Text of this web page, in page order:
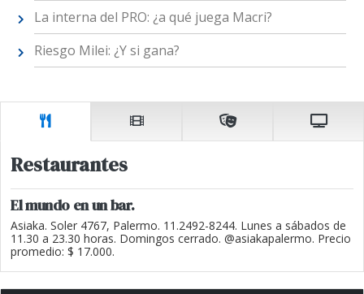
La interna del PRO: ¿a qué juega Macri?
Riesgo Milei: ¿Y si gana?
Restaurantes
El mundo en un bar.
Asiaka. Soler 4767, Palermo. 11.2492-8244. Lunes a sábados de
11.30 a 23.30 horas. Domingos cerrado. @asiakapalermo. Precio
promedio: $ 17.000.